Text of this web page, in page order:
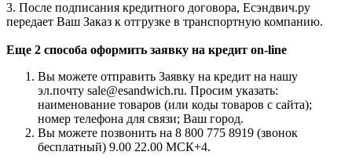
3. После подписания кредитного договора, Есэндвич.ру
передает Ваш Заказ к отгрузке в транспортную компанию.
Еще 2 способа оформить заявку на кредит on-line
Вы можете отправить Заявку на кредит на нашу
эл.почту sale@esandwich.ru. Просим указать:
наименование товаров (или коды товаров с сайта);
номер телефона для связи; Ваш город.
Вы можете позвонить на 8 800 775 8919 (звонок
бесплатный) 9.00 22.00 МСК+4.